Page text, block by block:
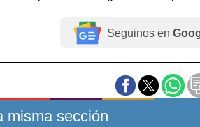
Seguinos en
misma sección